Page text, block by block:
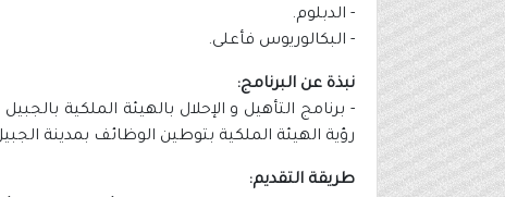
- الدبلوم.
- البكالوريوس فأعلى.
نبذة عن البرنامج:
- برنامج التأهيل و الإحلال بالهيئة الملكية
رؤية الهيئة الملكية بتوطين الوظائف بمدينة
طريقة التقديم: